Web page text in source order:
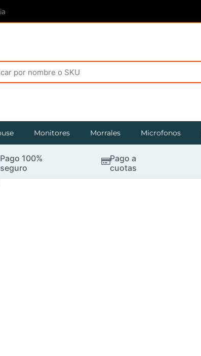
Monitores Morrales Microfonos
Pago 100%
seguro
Pago a
cuotas